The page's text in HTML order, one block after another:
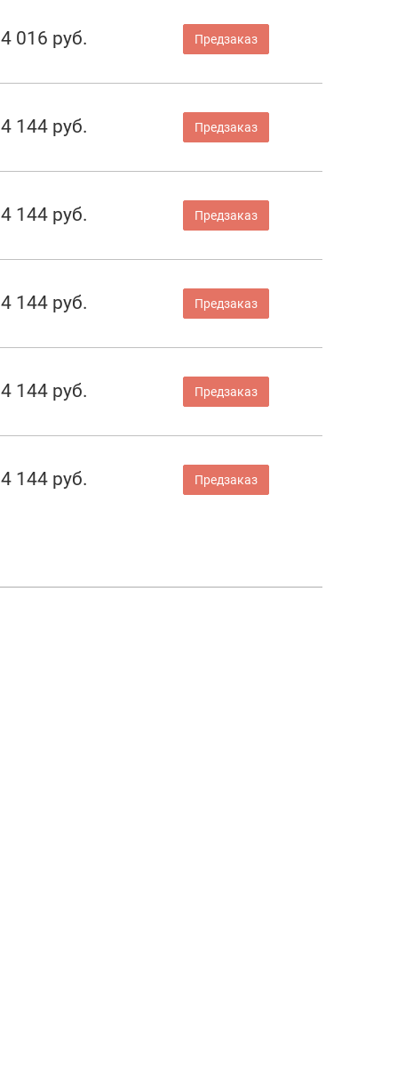
4 016 руб. Предзаказ
4 144 руб. Предзаказ
4 144 руб. Предзаказ
4 144 руб. Предзаказ
4 144 руб. Предзаказ
4 144 руб. Предзаказ